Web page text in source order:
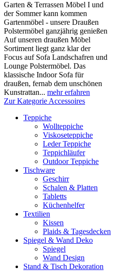
Garten & Terrassen Möbel I und
der Sommer kann kommen
Gartenmöbel - unsere Draußen
Polstermöbel ganzjährig genießen
Auf unseren draußen Möbel
Sortiment liegt ganz klar der
Focus auf Sofa Landschafren und
Lounge Polstermöbel. Das
klassische Indoor Sofa für
draußen, fernab dem unschönen
Kunstrattan... mehr erfahren
Zur Kategorie Accessoires
Teppiche
Wollteppiche
Viskoseteppiche
Leder Teppiche
Teppichläufer
Outdoor Teppiche
Tischware
Geschirr
Schalen & Platten
Tabletts
Küchenhelfer
Textilien
Kissen
Plaids & Tagesdecken
Spiegel & Wand Deko
Spiegel
Wand Design
Stand & Tisch Dekoration